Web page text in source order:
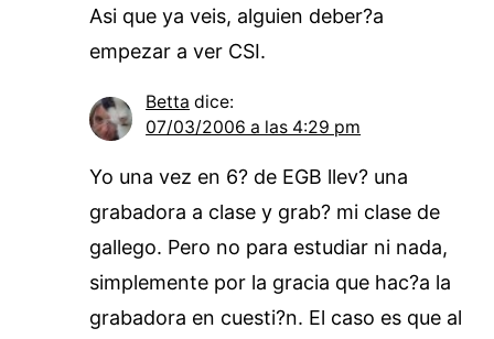
Asi que ya veis, alguien deber?a
empezar a ver CSI.
Betta dice:
07/03/2006 a las 4:29 pm
Yo una vez en 6? de EGB llev? una
grabadora a clase y grab? mi clase de
gallego. Pero no para estudiar ni nada,
simplemente por la gracia que hac?a la
grabadora en cuesti?n. El caso es que al